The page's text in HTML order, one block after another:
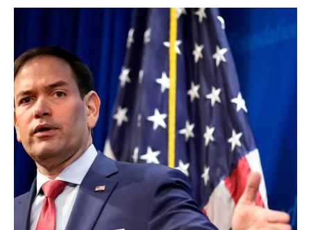
Caraïbe
Etats-
Unis
Monde
Politique
Société